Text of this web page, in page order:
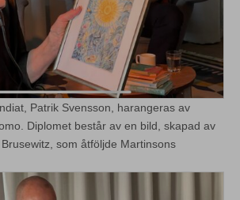
Patrik Svensson, harangeras av
Diplomet består av en bild, skapad av
som åtföljde Martinsons